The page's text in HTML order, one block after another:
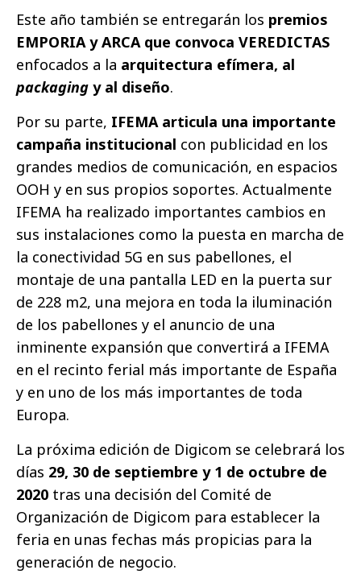
Este año también se entregarán los premios
EMPORIA y ARCA que convoca VEREDICTAS
enfocados a la arquitectura efímera, al
packaging y al diseño.
Por su parte, IFEMA articula una importante
campaña institucional con publicidad en los
grandes medios de comunicación, en espacios
OOH y en sus propios soportes. Actualmente
IFEMA ha realizado importantes cambios en
sus instalaciones como la puesta en marcha de
la conectividad 5G en sus pabellones, el
montaje de una pantalla LED en la puerta sur
de 228 m2, una mejora en toda la iluminación
de los pabellones y el anuncio de una
inminente expansión que convertirá a IFEMA
en el recinto ferial más importante de España
y en uno de los más importantes de toda
Europa.
La próxima edición de Digicom se celebrará los
días 29, 30 de septiembre y 1 de octubre de
2020 tras una decisión del Comité de
Organización de Digicom para establecer la
feria en unas fechas más propicias para la
generación de negocio.